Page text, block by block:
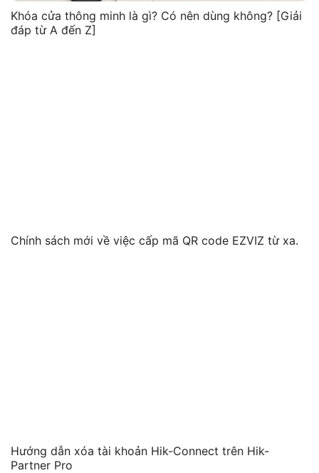
Khóa cửa thông minh là gì? Có nên dùng không? [Giải
đáp từ A đến Z]
Chính sách mới về việc cấp mã QR code EZVIZ từ xa.
Hướng dẫn xóa tài khoản Hik-Connect trên Hik-
Partner Pro